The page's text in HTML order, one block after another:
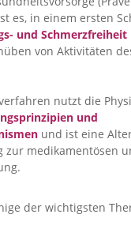
es, in einem ersten
und Schmerzfreiheit
von Aktivitäten
nutzt die
und
und ist eine
zur medikamentösen
der wichtigsten